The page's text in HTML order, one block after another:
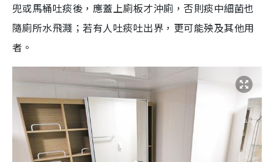
兜或馬桶吐痰後，應蓋上廁板才沖廁，否則痰中細菌也
隨廁所水飛濺；若有人吐痰吐出界，更可能殃及其他用
者。